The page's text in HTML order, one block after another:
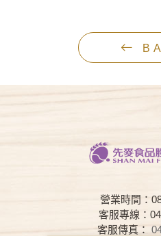
營業時間：
客服專線：
客服傳真：